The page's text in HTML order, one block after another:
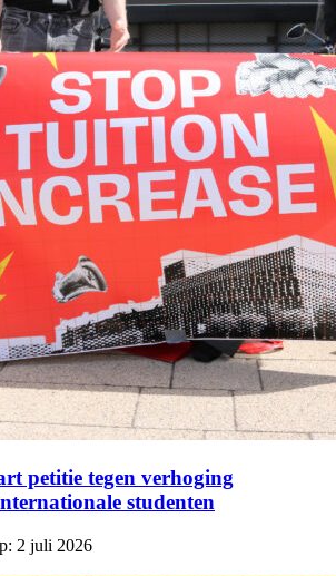
petitie tegen verhoging
studenten
2 juli 2026